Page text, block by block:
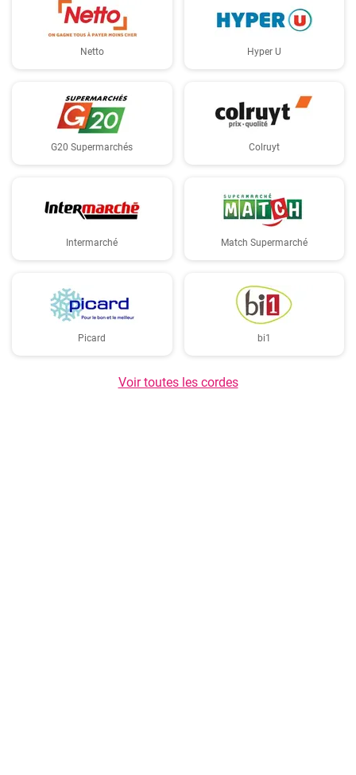
Netto Hyper U
G20 Supermarchés Colruyt
Intermarché Match Supermarché
Picard bi1
Voir toutes les cordes